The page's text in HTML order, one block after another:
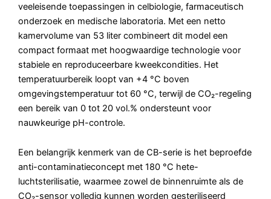
veeleisende toepassingen in celbiologie, farmaceutisch
onderzoek en medische laboratoria. Met een netto
kamervolume van 53 liter combineert dit model een
compact formaat met hoogwaardige technologie voor
stabiele en reproduceerbare kweekcondities. Het
temperatuurbereik loopt van +4 °C boven
omgevingstemperatuur tot 60 °C, terwijl de CO₂-regeling
een bereik van 0 tot 20 vol.% ondersteunt voor
nauwkeurige pH-controle.
Een belangrijk kenmerk van de CB-serie is het beproefde
anti-contaminatieconcept met 180 °C hete-
luchtsterilisatie, waarmee zowel de binnenruimte als de
CO₂-sensor volledig kunnen worden gesteriliseerd